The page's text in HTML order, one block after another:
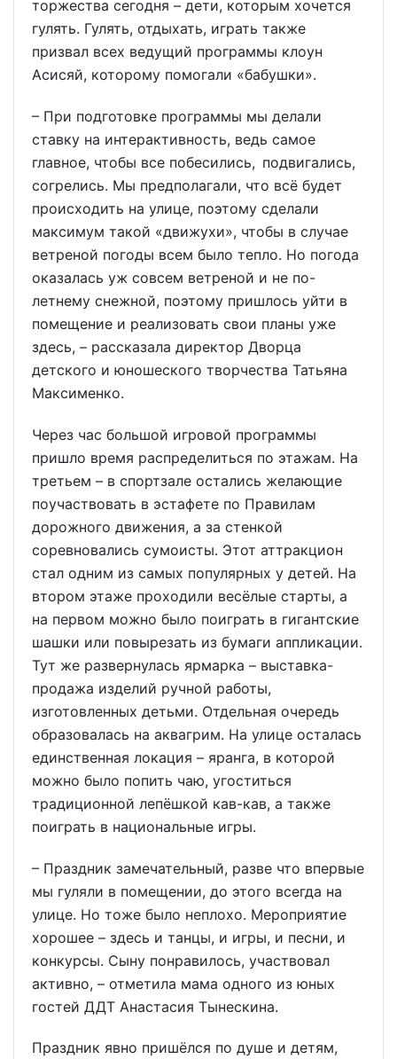
торжества сегодня – дети, которым хочется
гулять. Гулять, отдыхать, играть также
призвал всех ведущий программы клоун
Асисяй, которому помогали «бабушки».
– При подготовке программы мы делали
ставку на интерактивность, ведь самое
главное, чтобы все побесились, подвигались,
согрелись. Мы предполагали, что всё будет
происходить на улице, поэтому сделали
максимум такой «движухи», чтобы в случае
ветреной погоды всем было тепло. Но погода
оказалась уж совсем ветреной и не по-
летнему снежной, поэтому пришлось уйти в
помещение и реализовать свои планы уже
здесь, – рассказала директор Дворца
детского и юношеского творчества Татьяна
Максименко.
Через час большой игровой программы
пришло время распределиться по этажам. На
третьем – в спортзале остались желающие
поучаствовать в эстафете по Правилам
дорожного движения, а за стенкой
соревновались сумоисты. Этот аттракцион
стал одним из самых популярных у детей. На
втором этаже проходили весёлые старты, а
на первом можно было поиграть в гигантские
шашки или повырезать из бумаги аппликации.
Тут же развернулась ярмарка – выставка-
продажа изделий ручной работы,
изготовленных детьми. Отдельная очередь
образовалась на аквагрим. На улице осталась
единственная локация – яранга, в которой
можно было попить чаю, угоститься
традиционной лепёшкой кав-кав, а также
поиграть в национальные игры.
– Праздник замечательный, разве что впервые
мы гуляли в помещении, до этого всегда на
улице. Но тоже было неплохо. Мероприятие
хорошее – здесь и танцы, и игры, и песни, и
конкурсы. Сыну понравилось, участвовал
активно, – отметила мама одного из юных
гостей ДДТ Анастасия Тынескина.
Праздник явно пришёлся по душе и детям,